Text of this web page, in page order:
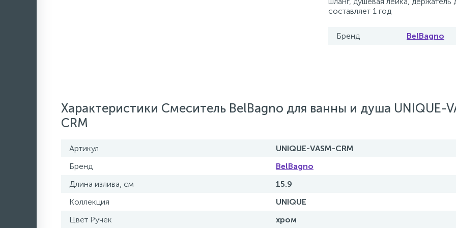
составляет 1 год
Бренд BelBagno
Характеристики Смеситель BelBagno для ванны и душа UNIQUE-
CRM
Артикул
UNIQUE-VASM-CRM
Бренд
BelBagno
Длина излива, см
15.9
Коллекция
UNIQUE
Цвет Ручек
хром